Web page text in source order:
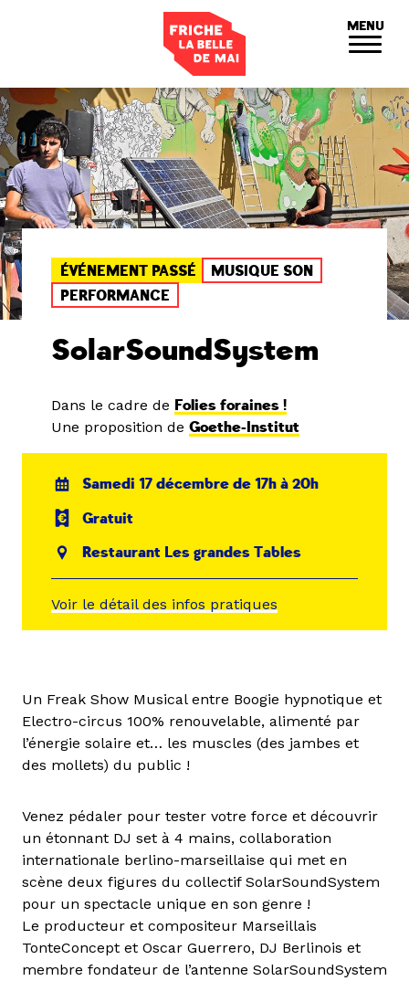
MENU
ÉVÉNEMENT PASSÉ
MUSIQUE SON
PERFORMANCE
SolarSoundSystem
Dans le cadre de Folies foraines !
Une proposition de Goethe-Institut
Samedi 17 décembre de 17h à 20h
Gratuit
Restaurant Les grandes Tables
Voir le détail des infos pratiques
Un Freak Show Musical entre Boogie hypnotique et
Electro-circus 100% renouvelable, alimenté par
l’énergie solaire et… les muscles (des jambes et
des mollets) du public !
Venez pédaler pour tester votre force et découvrir
un étonnant DJ set à 4 mains, collaboration
internationale berlino-marseillaise qui met en
scène deux figures du collectif SolarSoundSystem
pour un spectacle unique en son genre !
Le producteur et compositeur Marseillais
TonteConcept et Oscar Guerrero, DJ Berlinois et
membre fondateur de l’antenne SolarSoundSystem
Panneau de gestion des cookies